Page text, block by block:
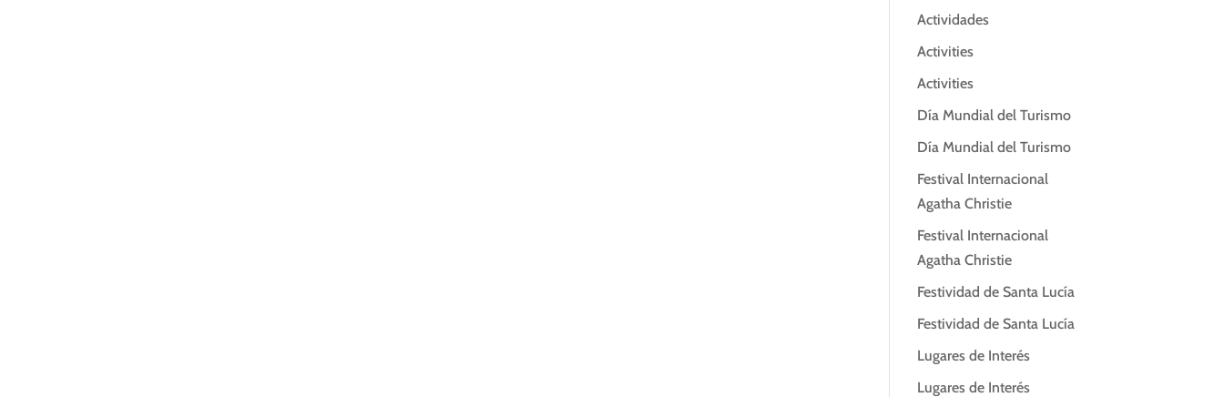
Actividades
Activities
Activities
Día Mundial del Turismo
Día Mundial del Turismo
Festival Internacional
Agatha Christie
Festival Internacional
Agatha Christie
Festividad de Santa Lucía
Festividad de Santa Lucía
Lugares de Interés
Lugares de Interés